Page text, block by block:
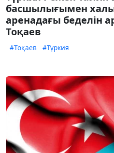
басшылығымен
аренадағы беделін
Тоқаев
#Тоқаев #Түркия